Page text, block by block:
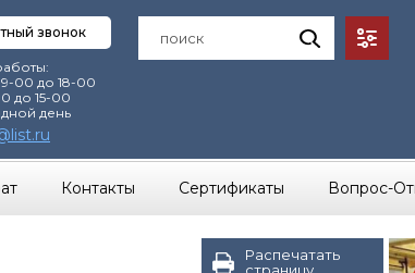
звонок
9-00 до 18-00
до 15-00
день
Контакты Сертификаты Вопрос-
Распечатать
страницу